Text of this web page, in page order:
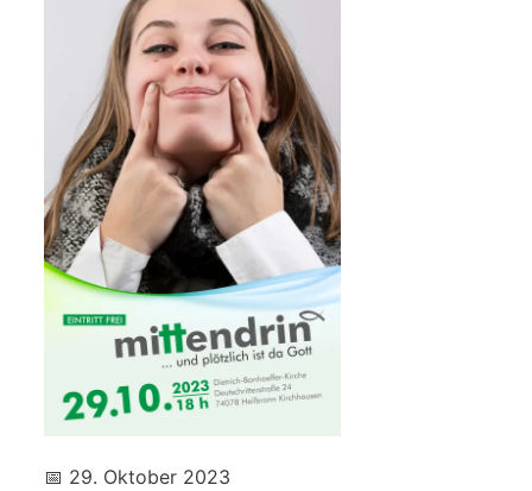
📅 29. Oktober 2023